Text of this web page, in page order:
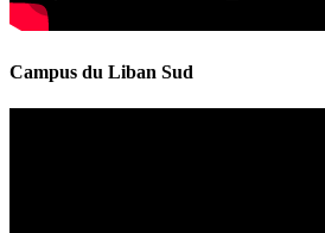
Campus du Liban Sud